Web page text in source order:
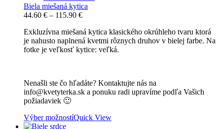
Biela miešaná kytica
44.60 € – 115.90 €Price
44.60 €
through
115.90 €
Exkluzívna miešaná kytica klasického okrúhleho tvaru ktorá
je nahusto naplnená kvetmi rôznych druhov v bielej farbe. Na
fotke je veľkosť kytice: veľká.
Nenašli ste čo hľadáte? Kontaktujte nás na
info@kvetyterka.sk a ponuku radi upravíme podľa Vašich
požiadaviek 🙂
Výber možnostíQuick View